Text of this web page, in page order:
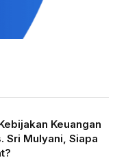
Keuangan
Sri Mulyani, Siapa